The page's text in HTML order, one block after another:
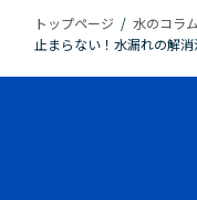
トップページ /水のコラム
止まらない！水漏れの解